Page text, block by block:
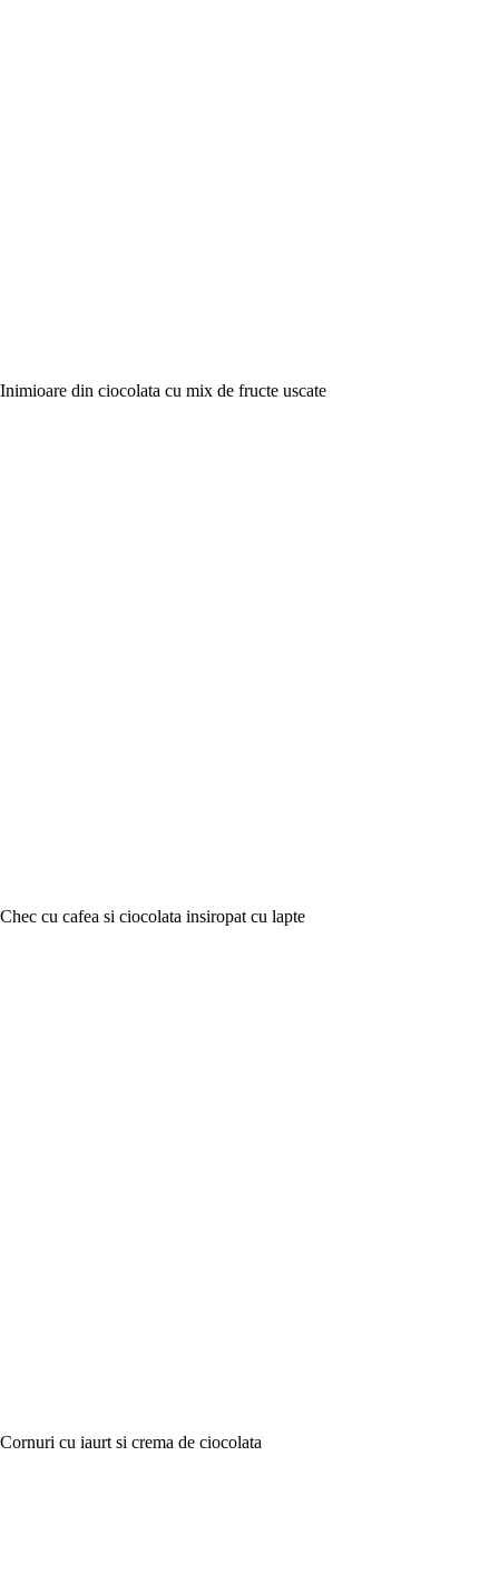
Inimioare din ciocolata cu mix de fructe uscate
Chec cu cafea si ciocolata insiropat cu lapte
Cornuri cu iaurt si crema de ciocolata